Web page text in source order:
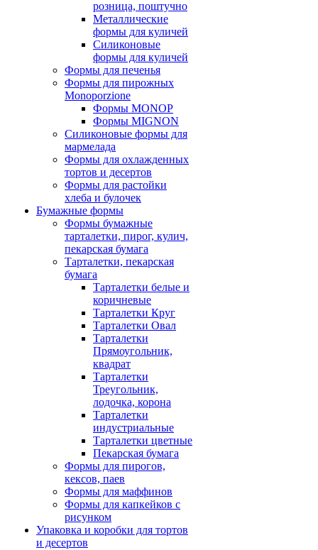
розница, поштучно
Металлические
формы для куличей
Силиконовые
формы для куличей
Формы для печенья
Формы для пирожных
Monoporzione
Формы MONOP
Формы MIGNON
Силиконовые формы для
мармелада
Формы для oхлажденных
тортов и десертов
Формы для растойки
хлеба и булочек
Бумажные формы
Формы бумажные
тарталетки, пирог, кулич,
пекарская бумага
Тарталетки, пекарская
бумага
Тарталетки белые и
коричневые
Тарталетки Круг
Тарталетки Овал
Тарталетки
Прямоугольник,
квадрат
Тарталетки
Треугольник,
лодочка, корона
Тарталетки
индустриальные
Тарталетки цветные
Пекарская бумага
Формы для пирогов,
кексов, паев
Формы для маффинов
Формы для капкейков с
рисунком
Упаковка и коробки для тортов
и десертов